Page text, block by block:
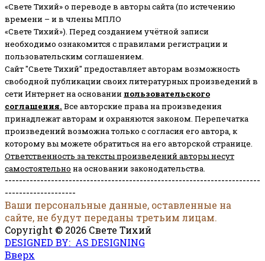
«Свете Тихий» о переводе в авторы сайта (по истечению
времени – и в члены МПЛО
«Свете Тихий»). Перед созданием учётной записи
необходимо ознакомится с правилами регистрации и
пользовательским соглашением.
Сайт "Свете Тихий" предоставляет авторам возможность
свободной публикации своих литературных произведений в
сети Интернет на основании пользовательского
соглашения. Все авторские права на произведения
принадлежат авторам и охраняются законом. Перепечатка
произведений возможна только с согласия его автора, к
которому вы можете обратиться на его авторской странице.
Ответственность за тексты произведений авторы несут
самостоятельно на основании законодательства.
------------------------------------------------------------------------
--------------------
Ваши персональные данные, оставленные на
сайте, не будут переданы третьим лицам.
Copyright © 2026 Свете Тихий
DESIGNED BY: AS DESIGNING
Вверх